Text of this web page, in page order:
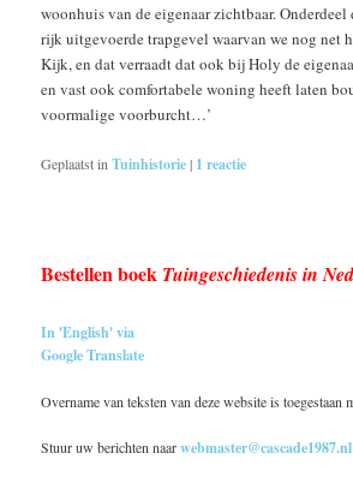
woonhuis van de eigenaar zichtbaar. Onderdeel
rijk uitgevoerde trapgevel waarvan we nog net
Kijk, en dat verraadt dat ook bij Holy de
en vast ook comfortabele woning heeft laten
voormalige voorburcht…’
Geplaatst in Tuinhistorie| 1 reactie
Bestellen boek Tuingeschiedenis in
In 'English' via
Google Translate
Overname van teksten van deze website is toegestaan
Stuur uw berichten naarwebmaster@cascade1987.nl